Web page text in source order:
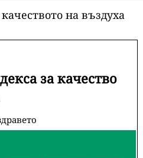
на въздуха
за качество